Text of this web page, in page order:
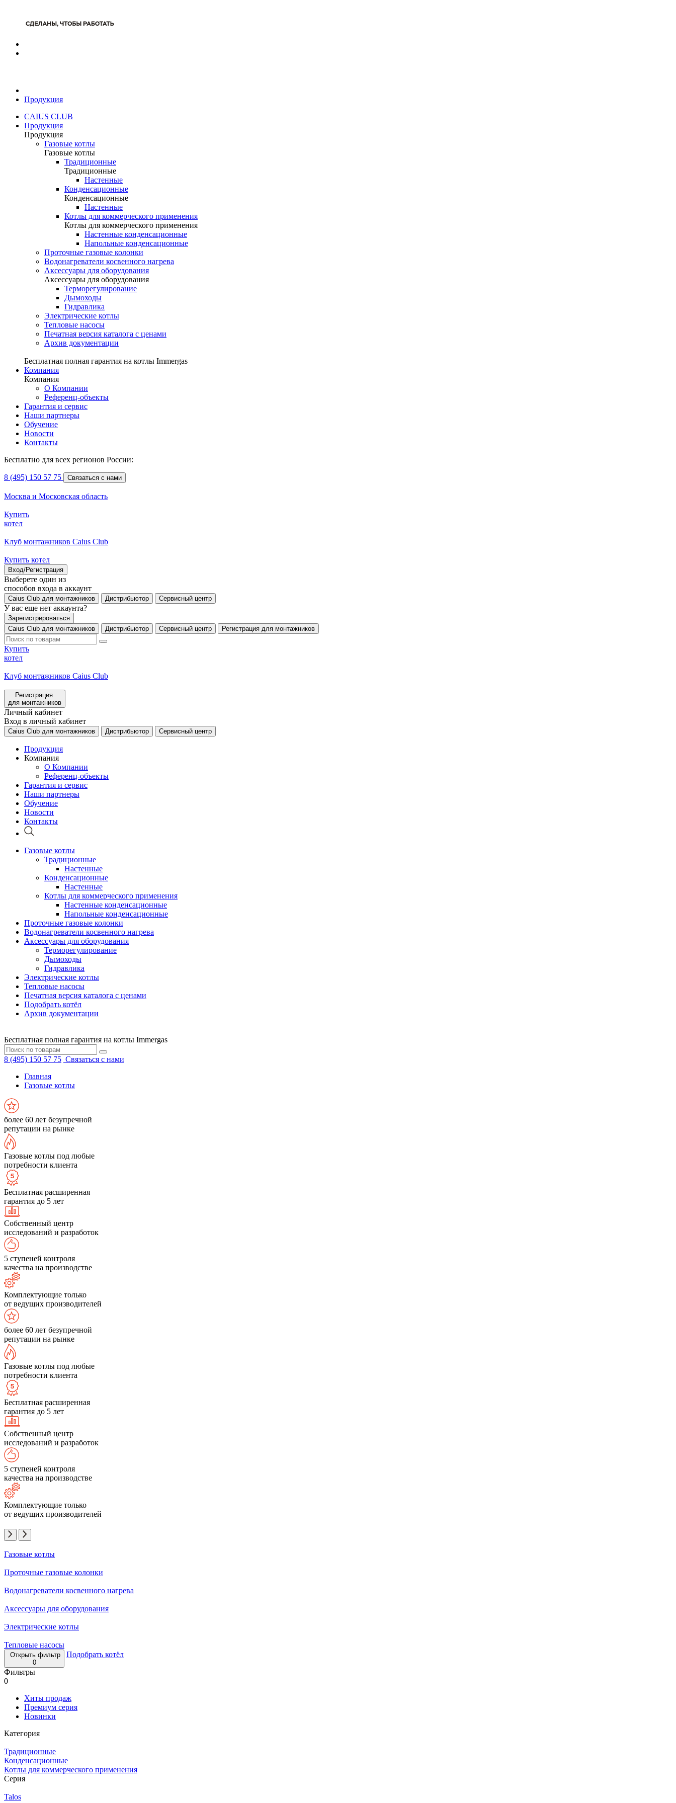
Продукция
CAIUS CLUB
Продукция
Продукция
Газовые котлы
Газовые котлы
Традиционные
Традиционные
Настенные
Конденсационные
Конденсационные
Настенные
Котлы для коммерческого применения
Котлы для коммерческого применения
Настенные конденсационные
Напольные конденсационные
Проточные газовые колонки
Водонагреватели косвенного нагрева
Аксессуары для оборудования
Аксессуары для оборудования
Терморегулирование
Дымоходы
Гидравлика
Электрические котлы
Тепловые насосы
Печатная версия каталога с ценами
Архив документации
Бесплатная полная гарантия на котлы Immergas
Компания
Компания
О Компании
Референц-объекты
Гарантия и сервис
Наши партнеры
Обучение
Новости
Контакты
Бесплатно для всех регионов России:
8 (495) 150 57 75 Связаться с нами
Москва и Московская область
Купить
котел
Клуб монтажников Caius Club
Купить котел
Вход/Регистрация
Выберете один из
способов входа в аккаунт
Caius Club для монтажников Дистрибьютор Сервисный центр
У вас еще нет аккаунта?
Зарегистрироваться
Caius Club для монтажников
Дистрибьютор Сервисный центр Регистрация для монтажников
Купить
котел
Клуб монтажников Caius Club
Регистрация
для монтажников
Личный кабинет
Вход в личный кабинет
Caius Club для монтажников Дистрибьютор Сервисный центр
Продукция
Компания
О Компании
Референц-объекты
Гарантия и сервис
Наши партнеры
Обучение
Новости
Контакты
Газовые котлы
Традиционные
Настенные
Конденсационные
Настенные
Котлы для коммерческого применения
Настенные конденсационные
Напольные конденсационные
Проточные газовые колонки
Водонагреватели косвенного нагрева
Аксессуары для оборудования
Терморегулирование
Дымоходы
Гидравлика
Электрические котлы
Тепловые насосы
Печатная версия каталога с ценами
Подобрать котёл
Архив документации
Бесплатная полная гарантия на котлы Immergas
8 (495) 150 57 75 Связаться с нами
Главная
Газовые котлы
более 60 лет безупречной
репутации на рынке
Газовые котлы под любые
потребности клиента
Бесплатная расширенная
гарантия до 5 лет
Собственный центр
исследований и разработок
5 ступеней контроля
качества на производстве
Комплектующие только
от ведущих производителей
более 60 лет безупречной
репутации на рынке
Газовые котлы под любые
потребности клиента
Бесплатная расширенная
гарантия до 5 лет
Собственный центр
исследований и разработок
5 ступеней контроля
качества на производстве
Комплектующие только
от ведущих производителей
Газовые котлы
Проточные газовые колонки
Водонагреватели косвенного нагрева
Аксессуары для оборудования
Электрические котлы
Тепловые насосы
Открыть фильтр
0
Подобрать котёл
Фильтры
0
Хиты продаж
Премиум серия
Новинки
Категория
Традиционные
Конденсационные
Котлы для коммерческого применения
Серия
Talos